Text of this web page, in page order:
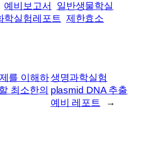
예비보고서
일반생물학실
학실험레포트 제한효소
를 이해하
최소한의
생명과학실험
plasmid DNA 추출
예비 레포트
→